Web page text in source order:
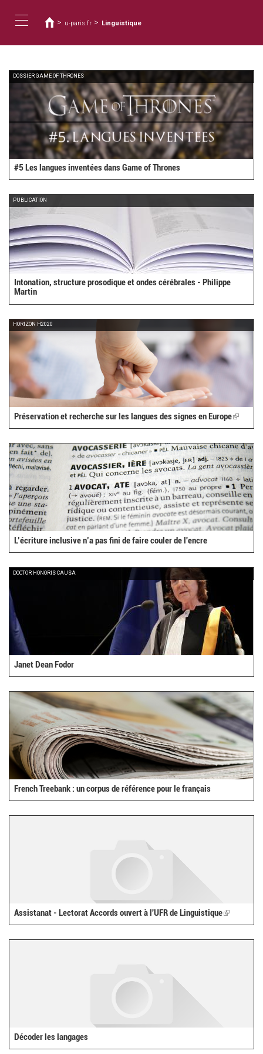
main
navigation
are
here
> u-paris.fr > Linguistique
DOSSIER GAME OF THRONES
#5 Les langues inventées dans Game of Thrones
PUBLICATION
Intonation, structure prosodique et ondes cérébrales - Philippe
Martin
HORIZON H2020
Préservation et recherche sur les langues des signes en Europe(link
L’écriture inclusive n’a pas fini de faire couler de l'encre
DOCTOR HONORIS CAUSA
Janet Dean Fodor
French Treebank : un corpus de référence pour le français
Assistanat - Lectorat Accords ouvert à l'UFR de Linguistique(link
is
Décoder les langages